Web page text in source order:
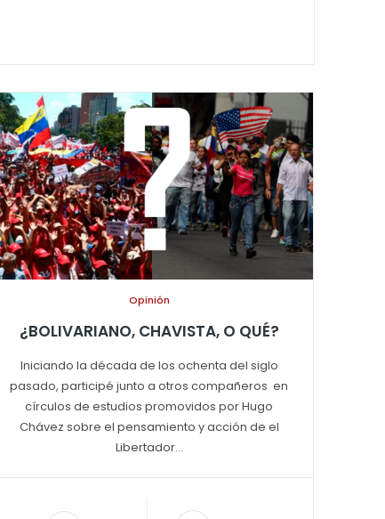
Opinión
¿BOLIVARIANO, CHAVISTA, O QUÉ?
Iniciando la década de los ochenta del siglo
pasado, participé junto a otros compañeros en
círculos de estudios promovidos por Hugo
Chávez sobre el pensamiento y acción de el
Libertador...